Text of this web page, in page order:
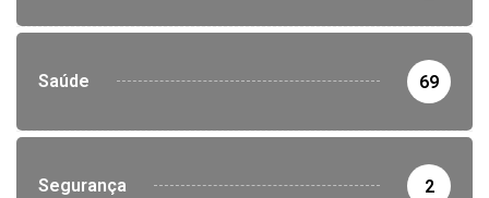
Saúde 69
Segurança 2